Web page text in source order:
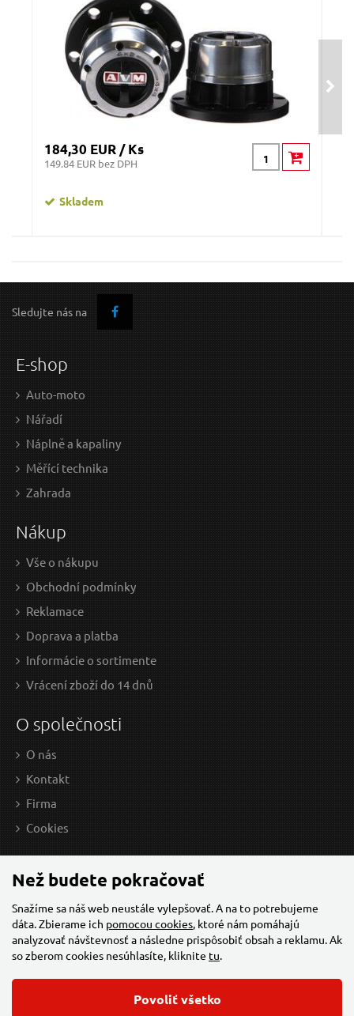
Odeslat dotaz
184,30 EUR / Ks
149.84 EUR bez DPH
Skladem
132.07 EUR bez DPH
Skladem
162,45 EUR / Ks
132.07 EUR bez DPH
Volnoběžka AVM 456 - Toyota
Sledujte nás na
E-shop
Auto-moto
Nářadí
Náplně a kapaliny
Měřící technika
Zahrada
Nákup
Vše o nákupu
Obchodní podmínky
Reklamace
Doprava a platba
Informácie o sortimente
Vrácení zboží do 14 dnů
O společnosti
O nás
Kontakt
Firma
Cookies
Než budete pokračovať
Snažíme sa náš web neustále vylepšovať. A na to potrebujeme
dáta. Zbierame ich pomocou cookies, ktoré nám pomáhajú
analyzovať návštevnosť a následne prispôsobiť obsah a reklamu. Ak
so zberom cookies nesúhlasíte, kliknite tu.
Povoliť všetko